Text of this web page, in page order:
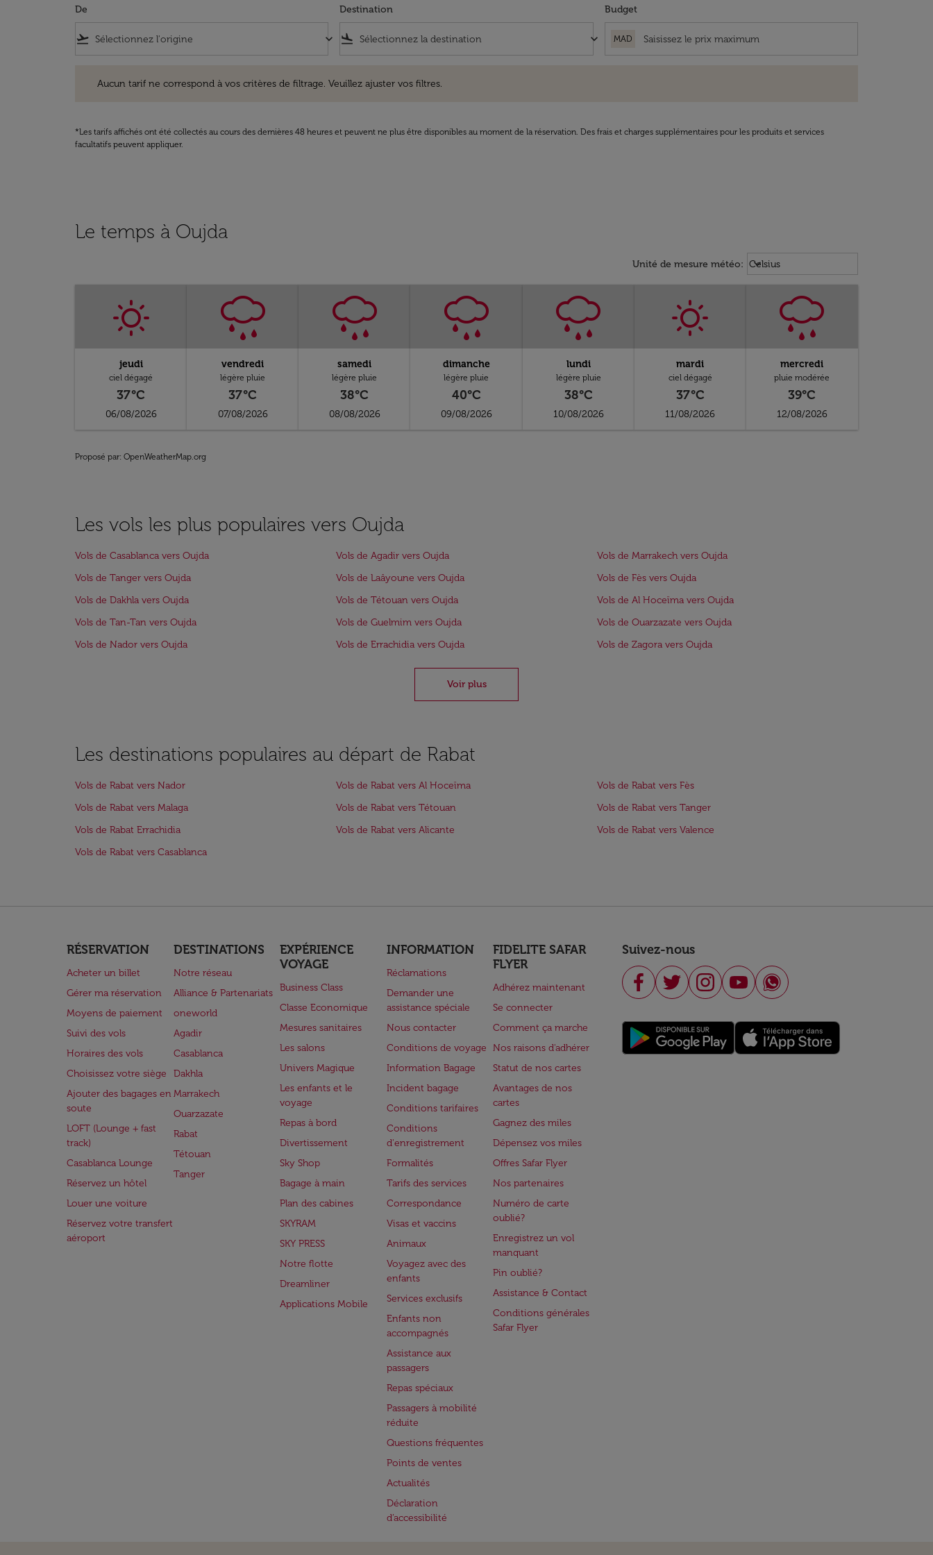
De
flight_takeoff keyboard_arrow_down
Destination
flight_land keyboard_arrow_down
Budget
MAD
Aucun tarif ne correspond à vos critères de filtrage. Veuillez ajuster vos filtres.
*Les tarifs affichés ont été collectés au cours des dernières 48 heures et peuvent ne plus être disponibles au moment de la réservation. Des frais et charges supplémentaires pour les produits et services
facultatifs peuvent appliquer.
Le temps à Oujda
Unité de mesure météo: Weather unit option Celsius
Celsius
keyboard_arrow_down
jeudi
ciel dégagé
37°C
06/08/2026
vendredi
légère pluie
37°C
07/08/2026
samedi
légère pluie
38°C
08/08/2026
dimanche
légère pluie
40°C
09/08/2026
lundi
légère pluie
38°C
10/08/2026
mardi
ciel dégagé
37°C
11/08/2026
mercredi
pluie modérée
39°C
12/08/2026
Proposé par: OpenWeatherMap.org
Les vols les plus populaires vers Oujda
Vols de Casablanca vers Oujda Vols de Agadir vers Oujda
Vols de Marrakech vers Oujda
Vols de Tanger vers Oujda
Vols de Laâyoune vers Oujda
Vols de Fès vers Oujda
Vols de Dakhla vers Oujda
Vols de Tétouan vers Oujda
Vols de Al Hoceïma vers Oujda
Vols de Tan-Tan vers Oujda
Vols de Guelmim vers Oujda
Vols de Ouarzazate vers Oujda
Vols de Nador vers Oujda
Vols de Errachidia vers Oujda Vols de Zagora vers Oujda
Voir plus
Les destinations populaires au départ de Rabat
Vols de Rabat vers Nador Vols de Rabat vers Al Hoceïma
Vols de Rabat vers Fès
Vols de Rabat vers Malaga
Vols de Rabat vers Tétouan
Vols de Rabat vers Tanger
Vols de Rabat Errachidia
Vols de Rabat vers Alicante
Vols de Rabat vers Valence
Vols de Rabat vers Casablanca
RÉSERVATION
Acheter un billet
Gérer ma réservation
Moyens de paiement
Suivi des vols
Horaires des vols
Choisissez votre siège
Ajouter des bagages en
soute
LOFT (Lounge + fast
track)
Casablanca Lounge
Réservez un hôtel
Louer une voiture
Réservez votre transfert
aéroport
DESTINATIONS
Notre réseau
Alliance & Partenariats
oneworld
Agadir
Casablanca
Dakhla
Marrakech
Ouarzazate
Rabat
Tétouan
Tanger
EXPÉRIENCE
VOYAGE
Business Class
Classe Economique
Mesures sanitaires
Les salons
Univers Magique
Les enfants et le
voyage
Repas à bord
Divertissement
Sky Shop
Bagage à main
Plan des cabines
SKYRAM
SKY PRESS
Notre flotte
Dreamliner
Applications Mobile
INFORMATION
Réclamations
Demander une
assistance spéciale
Nous contacter
Conditions de voyage
Information Bagage
Incident bagage
Conditions tarifaires
Conditions
d'enregistrement
Formalités
Tarifs des services
Correspondance
Visas et vaccins
Animaux
Voyagez avec des
enfants
Services exclusifs
Enfants non
accompagnés
Assistance aux
passagers
Repas spéciaux
Passagers à mobilité
réduite
Questions fréquentes
Points de ventes
Actualités
Déclaration
d’accessibilité
FIDELITE SAFAR
FLYER
Adhérez maintenant
Se connecter
Comment ça marche
Nos raisons d'adhérer
Statut de nos cartes
Avantages de nos
cartes
Gagnez des miles
Dépensez vos miles
Offres Safar Flyer
Nos partenaires
Numéro de carte
oublié?
Enregistrez un vol
manquant
Pin oublié?
Assistance & Contact
Conditions générales
Safar Flyer
Suivez-nous